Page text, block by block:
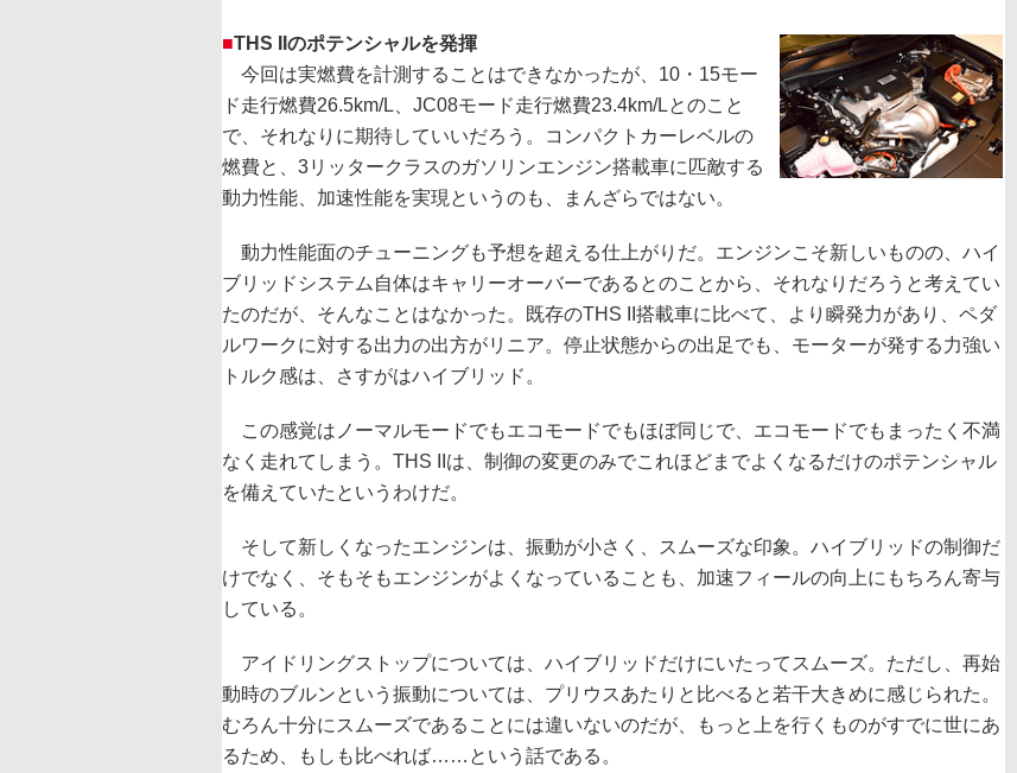
■THS IIのポテンシャルを発揮
今回は実燃費を計測することはできなかったが、10・15モー
ド走行燃費26.5km/L、JC08モード走行燃費23.4km/Lとのこと
で、それなりに期待していいだろう。コンパクトカーレベルの
燃費と、3リッタークラスのガソリンエンジン搭載車に匹敵する
動力性能、加速性能を実現というのも、まんざらではない。
動力性能面のチューニングも予想を超える仕上がりだ。エンジンこそ新しいものの、ハイ
ブリッドシステム自体はキャリーオーバーであるとのことから、それなりだろうと考えてい
たのだが、そんなことはなかった。既存のTHS II搭載車に比べて、より瞬発力があり、ペダ
ルワークに対する出力の出方がリニア。停止状態からの出足でも、モーターが発する力強い
トルク感は、さすがはハイブリッド。
この感覚はノーマルモードでもエコモードでもほぼ同じで、エコモードでもまったく不満
なく走れてしまう。THS IIは、制御の変更のみでこれほどまでよくなるだけのポテンシャル
を備えていたというわけだ。
そして新しくなったエンジンは、振動が小さく、スムーズな印象。ハイブリッドの制御だ
けでなく、そもそもエンジンがよくなっていることも、加速フィールの向上にもちろん寄与
している。
アイドリングストップについては、ハイブリッドだけにいたってスムーズ。ただし、再始
動時のブルンという振動については、プリウスあたりと比べると若干大きめに感じられた。
むろん十分にスムーズであることには違いないのだが、もっと上を行くものがすでに世にあ
るため、もしも比べれば……という話である。